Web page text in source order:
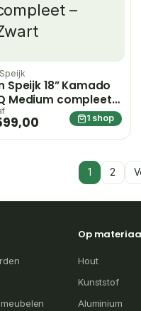
Speijk 18” Kamado
Medium compleet –
1 shop
1 2
Op
Hout
Kunststof
Aluminium